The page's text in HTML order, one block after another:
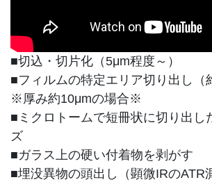
■切込・切片化（5μm程度～）
■フィルムの特定エリア切り出し（
※厚み約10μmの場合※
■ミクロトームで短冊状に切り出し
ズ
■ガラス上の硬い付着物を剥がす
■埋没異物の頭出し（顕微IRのATR